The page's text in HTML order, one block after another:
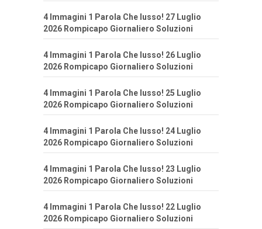
4 Immagini 1 Parola Che lusso! 27 Luglio
2026 Rompicapo Giornaliero Soluzioni
4 Immagini 1 Parola Che lusso! 26 Luglio
2026 Rompicapo Giornaliero Soluzioni
4 Immagini 1 Parola Che lusso! 25 Luglio
2026 Rompicapo Giornaliero Soluzioni
4 Immagini 1 Parola Che lusso! 24 Luglio
2026 Rompicapo Giornaliero Soluzioni
4 Immagini 1 Parola Che lusso! 23 Luglio
2026 Rompicapo Giornaliero Soluzioni
4 Immagini 1 Parola Che lusso! 22 Luglio
2026 Rompicapo Giornaliero Soluzioni